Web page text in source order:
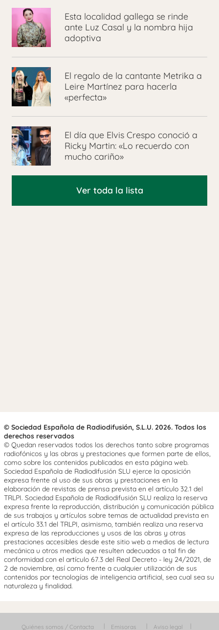
Esta localidad gallega se rinde
ante Luz Casal y la nombra hija
adoptiva
El regalo de la cantante Metrika a
Leire Martínez para hacerla
«perfecta»
El día que Elvis Crespo conoció a
Ricky Martin: «Lo recuerdo con
mucho cariño»
Ver toda la lista
© Sociedad Española de Radiodifusión, S.L.U. 2026. Todos los
derechos reservados
© Quedan reservados todos los derechos tanto sobre programas
radiofónicos y las obras y prestaciones que formen parte de ellos,
como sobre los contenidos publicados en esta página web.
Sociedad Española de Radiodifusión SLU ejerce la oposición
expresa frente al uso de sus obras y prestaciones en la
elaboración de revistas de prensa prevista en el artículo 32.1 del
TRLPI. Sociedad Española de Radiodifusión SLU realiza la reserva
expresa frente la reproducción, distribución y comunicación pública
de sus trabajos y artículos sobre temas de actualidad prevista en
el artículo 33.1 del TRLPI, asimismo, también realiza una reserva
expresa de las reproducciones y usos de las obras y otras
prestaciones accesibles desde este sitio web a medios de lectura
mecánica u otros medios que resulten adecuados a tal fin de
conformidad con el artículo 67.3 del Real Decreto - ley 24/2021, de
2 de noviembre, así como frente a cualquier utilización de sus
contenidos por tecnologías de inteligencia artificial, sea cual sea su
naturaleza y finalidad.
Quiénes somos / Contacta Emisoras Aviso legal